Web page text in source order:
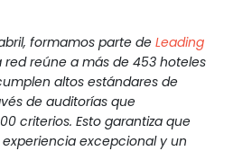
formamos parte de Leading
red reúne a más de 453 hoteles
altos estándares de
de auditorías que
criterios. Esto garantiza que
excepcional y un